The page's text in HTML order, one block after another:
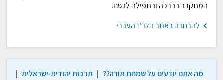
המתקרב בברכה ובתפילה לגשם.
להרחבה באתר הלו"ז העברי
מה אתם יודעים על שמחת תורה?? | תרבות יהודית-ישראלית |